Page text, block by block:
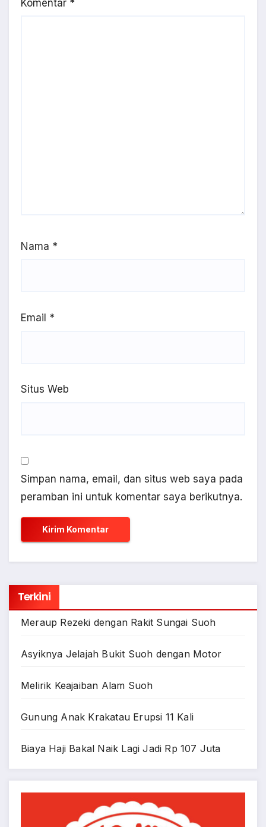
Komentar *
Nama *
Email *
Situs Web
Simpan nama, email, dan situs web saya pada
peramban ini untuk komentar saya berikutnya.
Terkini
Meraup Rezeki dengan Rakit Sungai Suoh
Asyiknya Jelajah Bukit Suoh dengan Motor
Melirik Keajaiban Alam Suoh
Gunung Anak Krakatau Erupsi 11 Kali
Biaya Haji Bakal Naik Lagi Jadi Rp 107 Juta